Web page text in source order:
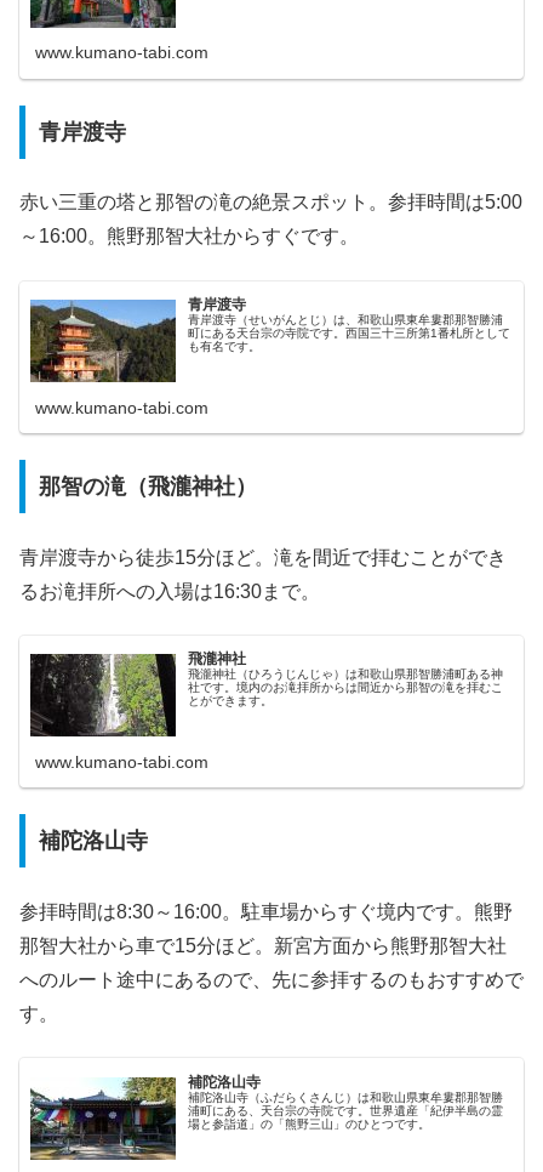
www.kumano-tabi.com
青岸渡寺
赤い三重の塔と那智の滝の絶景スポット。参拝時間は5:00
～16:00。熊野那智大社からすぐです。
青岸渡寺
青岸渡寺（せいがんとじ）は、和歌山県東牟婁郡那智勝浦
町にある天台宗の寺院です。西国三十三所第1番札所として
も有名です。
www.kumano-tabi.com
那智の滝（飛瀧神社）
青岸渡寺から徒歩15分ほど。滝を間近で拝むことができ
るお滝拝所への入場は16:30まで。
飛瀧神社
飛瀧神社（ひろうじんじゃ）は和歌山県那智勝浦町ある神
社です。境内のお滝拝所からは間近から那智の滝を拝むこ
とができます。
www.kumano-tabi.com
補陀洛山寺
参拝時間は8:30～16:00。駐車場からすぐ境内です。熊野
那智大社から車で15分ほど。新宮方面から熊野那智大社
へのルート途中にあるので、先に参拝するのもおすすめで
す。
補陀洛山寺
補陀洛山寺（ふだらくさんじ）は和歌山県東牟婁郡那智勝
浦町にある、天台宗の寺院です。世界遺産「紀伊半島の霊
場と参詣道」の「熊野三山」のひとつです。